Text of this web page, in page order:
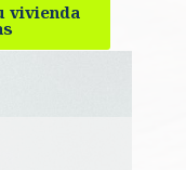
vivienda